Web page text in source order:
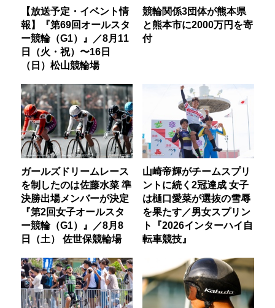
【放送予定・イベント情
報】『第69回オールスタ
ー競輪（G1）』／8月11
日（火・祝）〜16日
（日）松山競輪場
競輪関係3団体が熊本県
と熊本市に2000万円を寄
付
ガールズドリームレース
を制したのは佐藤水菜 準
決勝出場メンバーが決定
『第2回女子オールスタ
ー競輪（G1）』／8月8
日（土） 佐世保競輪場
山崎帝輝がチームスプリ
ントに続く2冠達成 女子
は樋口愛菜が選抜の雪辱
を果たす／男女スプリン
ト『2026インターハイ自
転車競技』